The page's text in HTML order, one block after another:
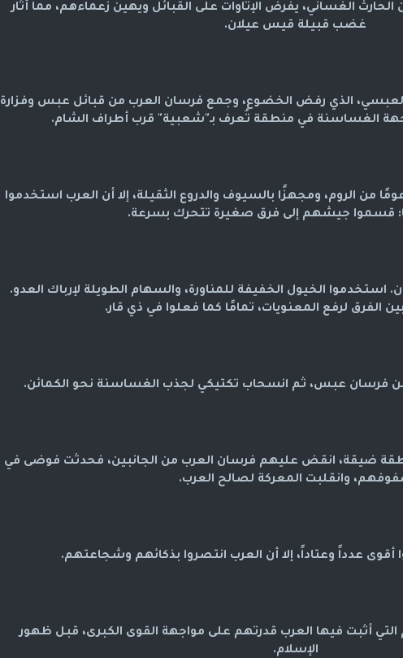
الغساني، يفرض الإتاوات على القبائل ويهين زعماءهم، مما أثار
غضب قبيلة قيس عيلان.
العبسي، الذي رفض الخضوع، وجمع فرسان العرب من قبائل عبس وفزارة
الغساسنة في منطقة تُعرف بـ"شعبية" قرب أطراف الشام.
الروم، ومجهزًا بالسيوف والدروع الثقيلة، إلا أن العرب استخدموا
قسموا جيشهم إلى فرق صغيرة تتحرك بسرعة.
استخدموا الخيول الخفيفة للمناورة، والسهام الطويلة لإرباك العدو.
الفرق لرفع المعنويات، تمامًا كما فعلوا في ذي قار.
فرسان عبس، ثم انسحاب تكتيكي لجذب الغساسنة نحو الكمائن.
ضيقة، انقض عليهم فرسان العرب من الجانبين، فحدثت فوضى في
وانقلبت المعركة لصالح العرب.
عدداً وعتاداً، إلا أن العرب انتصروا بذكائهم وشجاعتهم.
التي أثبت فيها العرب قدرتهم على مواجهة القوى الكبرى، قبل ظهور
الإسلام.